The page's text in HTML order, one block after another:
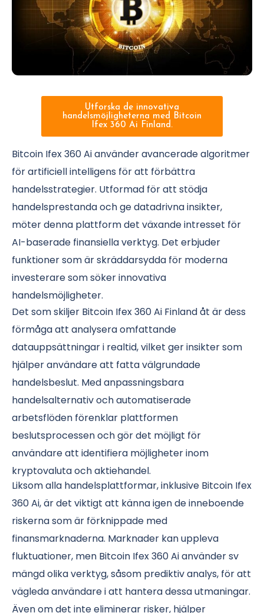
Utforska de innovativa
handelsmöjligheterna med Bitcoin
Ifex 360 Ai Finland.
Bitcoin Ifex 360 Ai använder avancerade algoritmer
för artificiell intelligens för att förbättra
handelsstrategier. Utformad för att stödja
handelsprestanda och ge datadrivna insikter,
möter denna plattform det växande intresset för
AI-baserade finansiella verktyg. Det erbjuder
funktioner som är skräddarsydda för moderna
investerare som söker innovativa
handelsmöjligheter.
Det som skiljer Bitcoin Ifex 360 Ai Finland åt är dess
förmåga att analysera omfattande
datauppsättningar i realtid, vilket ger insikter som
hjälper användare att fatta välgrundade
handelsbeslut. Med anpassningsbara
handelsalternativ och automatiserade
arbetsflöden förenklar plattformen
beslutsprocessen och gör det möjligt för
användare att identifiera möjligheter inom
kryptovaluta och aktiehandel.
Liksom alla handelsplattformar, inklusive Bitcoin Ifex
360 Ai, är det viktigt att känna igen de inneboende
riskerna som är förknippade med
finansmarknaderna. Marknader kan uppleva
fluktuationer, men Bitcoin Ifex 360 Ai använder sv
mängd olika verktyg, såsom prediktiv analys, för att
vägleda användare i att hantera dessa utmaningar.
Även om det inte eliminerar risker, hjälper